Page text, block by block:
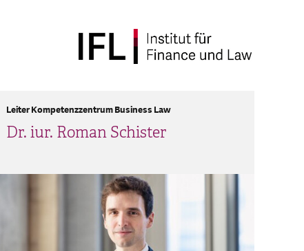
Dr. iur. Roman Schister
Leiter Kompetenzzentrum Business Law